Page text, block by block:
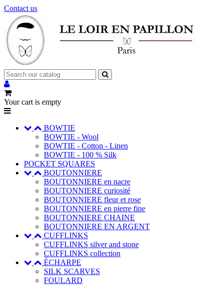
Contact us
Your cart is empty
BOWTIE
BOWTIE - Wool
BOWTIE - Cotton - Linen
BOWTIE - 100 % Silk
POCKET SQUARES
BOUTONNIERE
BOUTONNIERE en nacre
BOUTONNIERE curiosité
BOUTONNIERE fleur et rose
BOUTONNIERE en pierre fine
BOUTONNIERE CHAINE
BOUTONNIERE EN ARGENT
CUFFLINKS
CUFFLINKS silver and stone
CUFFLINKS collection
ÉCHARPE
SILK SCARVES
FOULARD